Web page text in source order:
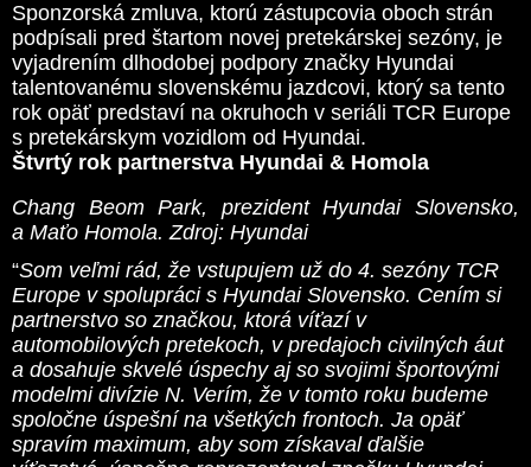
Sponzorská zmluva, ktorú zástupcovia oboch strán
podpísali pred štartom novej pretekárskej sezóny, je
vyjadrením dlhodobej podpory značky Hyundai
talentovanému slovenskému jazdcovi, ktorý sa tento
rok opäť predstaví na okruhoch v seriáli TCR Europe
s pretekárskym vozidlom od Hyundai.
Štvrtý rok partnerstva Hyundai & Homola
Chang Beom Park, prezident Hyundai Slovensko,
a Maťo Homola. Zdroj: Hyundai
“Som veľmi rád, že vstupujem už do 4. sezóny TCR
Europe v spolupráci s Hyundai Slovensko. Cením si
partnerstvo so značkou, ktorá víťazí v
automobilových pretekoch, v predajoch civilných áut
a dosahuje skvelé úspechy aj so svojimi športovými
modelmi divízie N. Verím, že v tomto roku budeme
spoločne úspešní na všetkých frontoch. Ja opäť
spravím maximum, aby som získaval ďalšie